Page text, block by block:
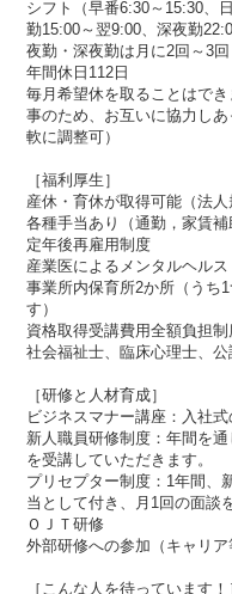
シフト（早番6:30～15:30、
勤15:00～翌9:00、深夜勤
夜勤・深夜勤は月に2回～3回
年間休日112日
毎月希望休を取ることはで
事のため、お互いに協力し
軟に調整可）
［福利厚生］
産休・育休が取得可能（法人
各種手当あり（通勤，家賃補
定年後再雇用制度
産業医によるメンタルヘルス
事業所内保育所2か所（うち
す）
資格取得受講費用全額負担制
社会福祉士、臨床心理士、
［研修と人材育成］
ビジネスマナー講座：入社式
新人職員研修制度：年間を通
を受講していただきます。
プリセプター制度：1年間、
当として付き、月1回の面談
ＯＪＴ研修
外部研修への参加（キャリア
［こんな人を待っています！